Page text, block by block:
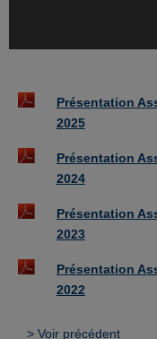
Présentation
2025
Présentation
2024
Présentation
2023
Présentation
2022
> Voir précédent